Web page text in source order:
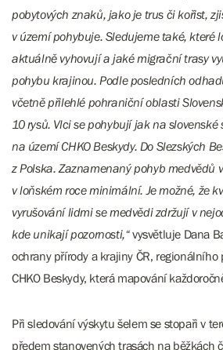
pobytových znaků, jako je trus či kořist,
v území pohybuje. Sledujeme také, které
aktuálně vyhovují a jaké migrační trasy
pohybu krajinou. Podle posledních
včetně přilehlé pohraniční oblasti
10 rysů. Vlci se pohybují jak na
na území CHKO Beskydy. Do Slezských
z Polska. Zaznamenaný pohyb medvědů
v loňském roce minimální. Je možné, že
vyrušování lidmi se medvědi zdržují v
kde unikají pozornosti,“vysvětluje Dana
ochrany přírody a krajiny ČR, regionálního
CHKO Beskydy, která mapování
Při sledování výskytu šelem se stopaři v
předem stanovených trasách na běžkách